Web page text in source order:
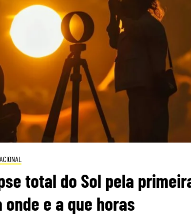
total do Sol pela
onde e a que horas